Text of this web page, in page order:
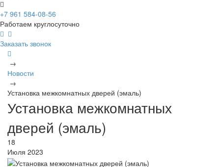
+7 961 584-08-56
Работаем круглосуточно
Заказать звонок
→
Новости
→
Установка межкомнатных дверей (эмаль)
Установка межкомнатных
дверей (эмаль)
18
Июля 2023